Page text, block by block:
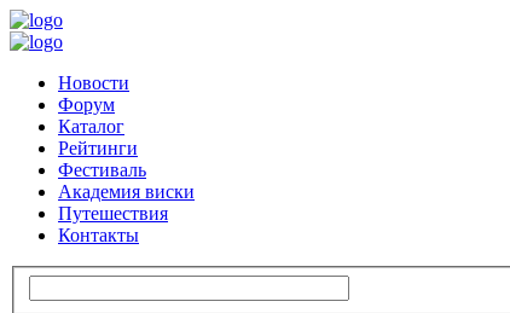
Новости
Форум
Каталог
Рейтинги
Фестиваль
Академия виски
Путешествия
Контакты